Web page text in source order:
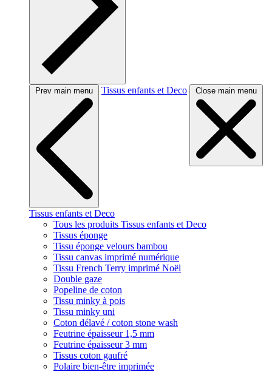
Prev main menu Tissus enfants et Deco Close main menu
Tissus enfants et Deco
Tous les produits Tissus enfants et Deco
Tissus éponge
Tissu éponge velours bambou
Tissu canvas imprimé numérique
Tissu French Terry imprimé Noël
Double gaze
Popeline de coton
Tissu minky à pois
Tissu minky uni
Coton délavé / coton stone wash
Feutrine épaisseur 1,5 mm
Feutrine épaisseur 3 mm
Tissus coton gaufré
Polaire bien-être imprimée